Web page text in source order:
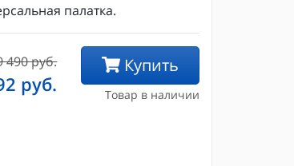
палатка.
490 руб.
руб.
Купить
Товар в наличии